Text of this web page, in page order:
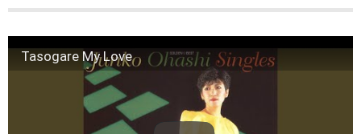
Tasogare My Love